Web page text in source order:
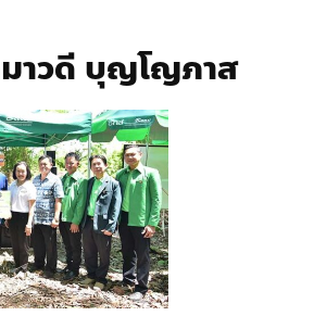
าวดี บุญโญภาส